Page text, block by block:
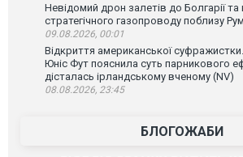
Невідомий дрон залетів до Болгарії та
стратегічного газопроводу поблизу
09.08.2026, 00:01
Відкриття американської
Юніс Фут пояснила суть парникового
дісталась ірландському вченому (NV)
08.08.2026, 23:45
БЛОГОЖАБИ